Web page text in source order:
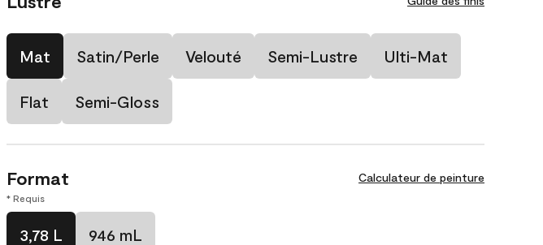
Mat Satin/Perle Velouté Semi-Lustre Ulti-Mat
Flat Semi-Gloss
Format Calculateur de peinture
* Requis
3,78 L 946 mL